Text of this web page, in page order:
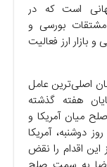
است که در
مشتقات بورسی و
بازار ارز فعالیت
اصلی‌ترین عامل
هفته گذشته
میان آمریکا و
دوشنبه، آمریکا
این اقدام را نقض